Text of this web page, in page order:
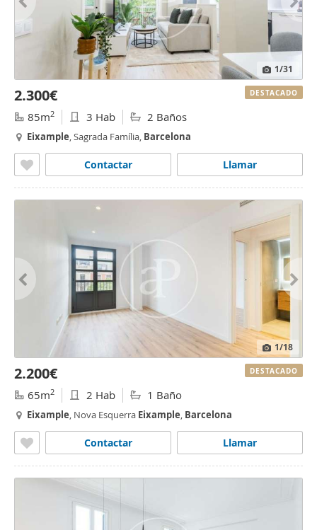
1/31
2.300€
85m2 3 Hab 2 Baños
Eixample, Sagrada Família, Barcelona
Llamar
Contactar
DESTACADO
1/18
2.200€
65m2 2 Hab 1 Baño
Eixample, Nova Esquerra Eixample, Barcelona
Llamar
Contactar
DESTACADO